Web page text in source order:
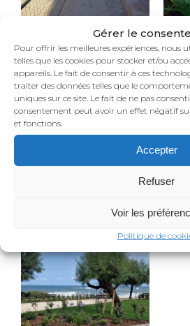
Gérer le
Pour offrir les meilleures expériences, nous
telles que les cookies pour stocker et/ou
appareils. Le fait de consentir à ces
traiter des données telles que le
uniques sur ce site. Le fait de ne pas
consentement peut avoir un effet négatif
et fonctions.
Accepter
Refuser
Voir les
Politique de